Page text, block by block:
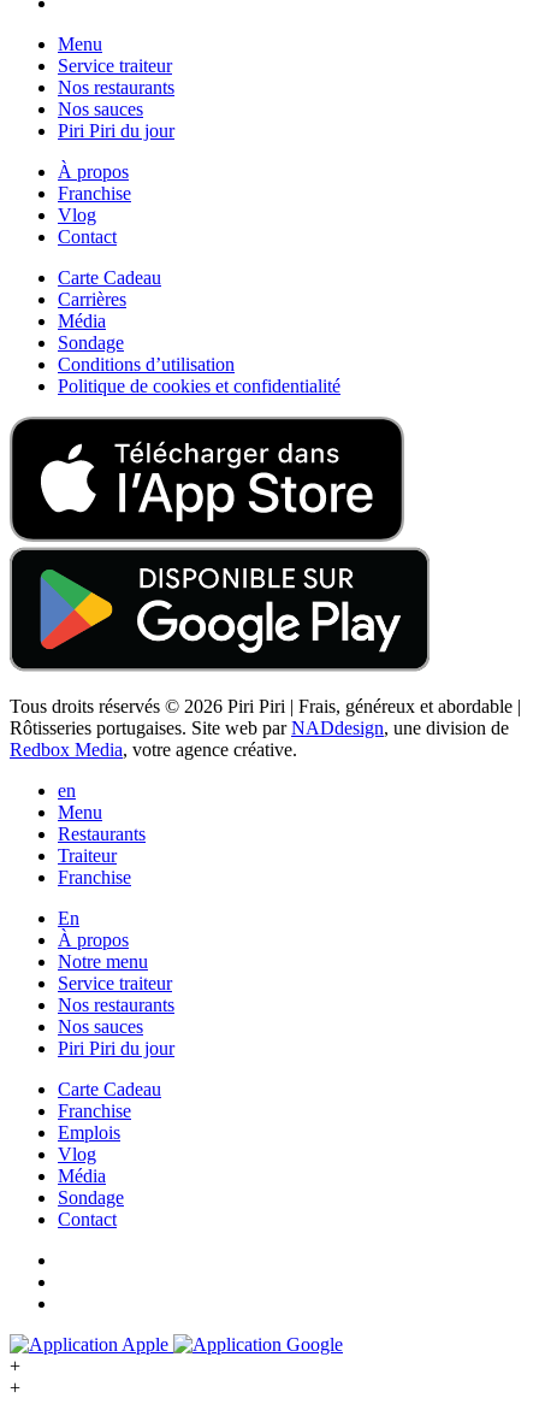
Menu
Service traiteur
Nos restaurants
Nos sauces
Piri Piri du jour
À propos
Franchise
Vlog
Contact
Carte Cadeau
Carrières
Média
Sondage
Conditions d’utilisation
Politique de cookies et confidentialité
Tous droits réservés © 2026 Piri Piri | Frais, généreux et abordable |
Rôtisseries portugaises. Site web parNADdesign, une division de
Redbox Media, votre agence créative.
en
Menu
Restaurants
Traiteur
Franchise
En
À propos
Notre menu
Service traiteur
Nos restaurants
Nos sauces
Piri Piri du jour
Carte Cadeau
Franchise
Emplois
Vlog
Média
Sondage
Contact
+
+